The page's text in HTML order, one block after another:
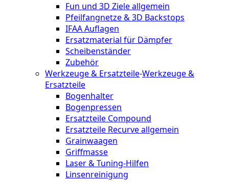
Fun und 3D Ziele allgemein
Pfeilfangnetze & 3D Backstops
IFAA Auflagen
Ersatzmaterial für Dämpfer
Scheibenständer
Zubehör
Werkzeuge & Ersatzteile-Werkzeuge &
Ersatzteile
Bogenhalter
Bogenpressen
Ersatzteile Compound
Ersatzteile Recurve allgemein
Grainwaagen
Griffmasse
Laser & Tuning-Hilfen
Linsenreinigung